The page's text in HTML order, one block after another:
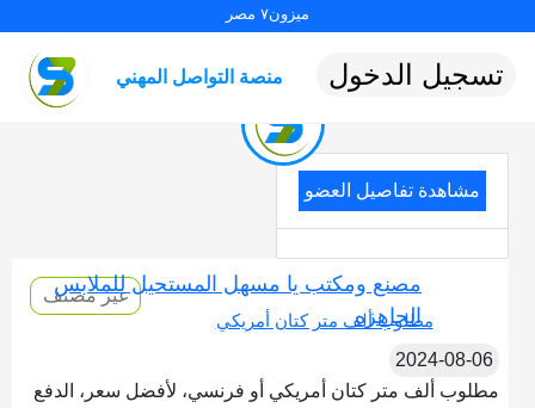
ميزون٧ مصر
منصة التواصل المهني تسجيل الدخول
مشاهدة تفاصيل العضو
مصنع ومكتب يا مسهل المستحيل للملابس
الجاهزه
غير مصنف
مطلوب ألف متر كتان أمريكي
2024-08-06
مطلوب ألف متر كتان أمريكي أو فرنسي، لأفضل سعر، الدفع